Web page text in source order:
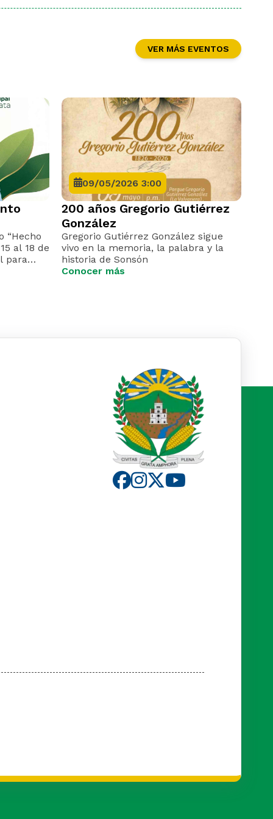
VER MÁS EVENTOS
“Hecho
al 18 de
para
09/05/2026 3:00
200 años Gregorio Gutiérrez
González
Gregorio Gutiérrez González sigue
vivo en la memoria, la palabra y la
historia de Sonsón
Conocer más